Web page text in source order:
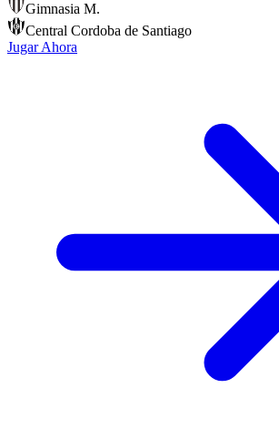
Gimnasia M.
Central Cordoba de Santiago
Jugar Ahora